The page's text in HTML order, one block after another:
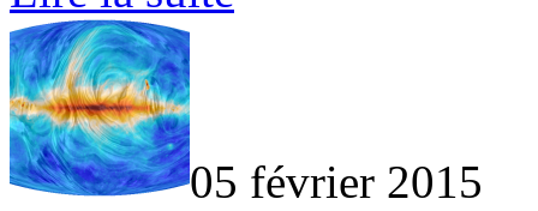
05 février 2015